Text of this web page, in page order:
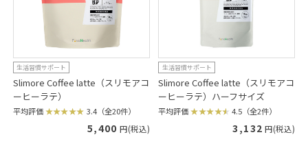
生活習慣サポート
Slimore Coffee latte（スリモアコ
ーヒーラテ）
平均評価 3.4（全20件）
5,400 円(税込)
生活習慣サポート
Slimore Coffee latte（スリモアコ
ーヒーラテ）ハーフサイズ
平均評価 4.5（全2件）
3,132 円(税込)